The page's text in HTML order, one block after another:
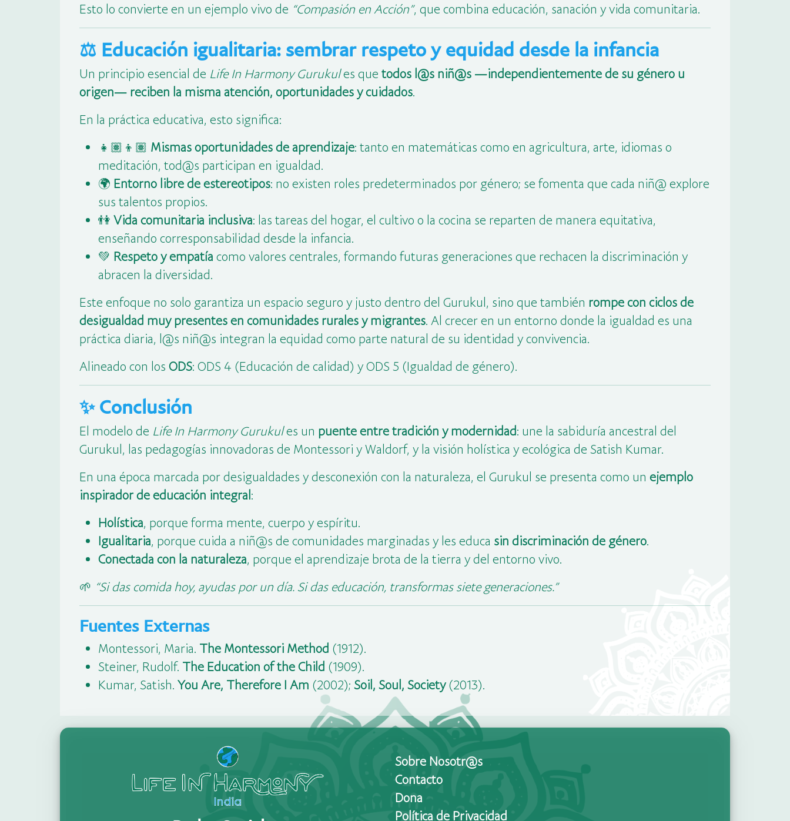
Esto lo convierte en un ejemplo vivo de “Compasión en Acción”, que combina educación, sanación y vida comunitaria.
⚖️ Educación igualitaria: sembrar respeto y equidad desde la infancia
Un principio esencial de Life In Harmony Gurukules que todos l@s niñ@s —independientemente de su género u
origen— reciben la misma atención, oportunidades y cuidados.
En la práctica educativa, esto significa:
👧🏽👦🏽 Mismas oportunidades de aprendizaje: tanto en matemáticas como en agricultura, arte, idiomas o
meditación, tod@s participan en igualdad.
🌍 Entorno libre de estereotipos: no existen roles predeterminados por género; se fomenta que cada niñ@ explore
sus talentos propios.
👫 Vida comunitaria inclusiva: las tareas del hogar, el cultivo o la cocina se reparten de manera equitativa,
enseñando corresponsabilidad desde la infancia.
💚 Respeto y empatía como valores centrales, formando futuras generaciones que rechacen la discriminación y
abracen la diversidad.
Este enfoque no solo garantiza un espacio seguro y justo dentro del Gurukul, sino que también rompe con ciclos de
desigualdad muy presentes en comunidades rurales y migrantes. Al crecer en un entorno donde la igualdad es una
práctica diaria, l@s niñ@s integran la equidad como parte natural de su identidad y convivencia.
Alineado con los ODS: ODS 4 (Educación de calidad) y ODS 5 (Igualdad de género).
✨ Conclusión
El modelo de Life In Harmony Gurukules un puente entre tradición y modernidad: une la sabiduría ancestral del
Gurukul, las pedagogías innovadoras de Montessori y Waldorf, y la visión holística y ecológica de Satish Kumar.
En una época marcada por desigualdades y desconexión con la naturaleza, el Gurukul se presenta como un ejemplo
inspirador de educación integral:
Holística, porque forma mente, cuerpo y espíritu.
Igualitaria, porque cuida a niñ@s de comunidades marginadas y les educa sin discriminación de género.
Conectada con la naturaleza, porque el aprendizaje brota de la tierra y del entorno vivo.
🌱 “Si das comida hoy, ayudas por un día. Si das educación, transformas siete generaciones.”
Fuentes Externas
Montessori, Maria. The Montessori Method (1912).
Steiner, Rudolf. The Education of the Child (1909).
Kumar, Satish. You Are, Therefore I Am (2002); Soil, Soul, Society(2013).
Sobre Nosotr@s
Contacto
Dona
Política de Privacidad